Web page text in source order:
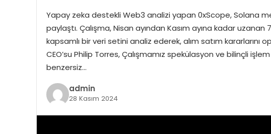
Yapay zeka destekli Web3 analizi yapan 0xScope, Solana
paylaştı. Çalışma, Nisan ayından Kasım ayına kadar
kapsamlı bir veri setini analiz ederek, alım satım
CEO’su Philip Torres, Çalışmamız spekülasyon ve bilinçli
benzersiz…
admin
28 Kasım 2024